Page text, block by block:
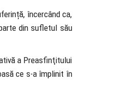
încercând ca,
din sufletul său
a Preasfinţitului
ce s-a împlinit în